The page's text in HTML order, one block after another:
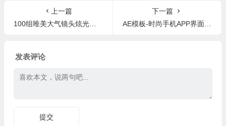
上一篇
100组唯美大气镜头炫光漏光光效4K视频素材 MStreak
下一篇
AE模板-时尚手机APP界面展示3D应用模拟手势宣传包装动画片头
发表评论